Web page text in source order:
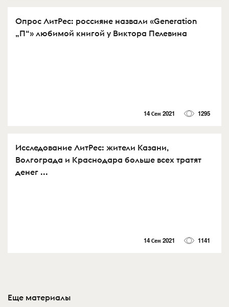
Опрос ЛитРес: россияне назвали «Generation
„П“» любимой книгой у Виктора Пелевина
14 Сен 2021 1295
Исследование ЛитРес: жители Казани,
Волгограда и Краснодара больше всех тратят
денег ...
14 Сен 2021 1141
Еще материалы